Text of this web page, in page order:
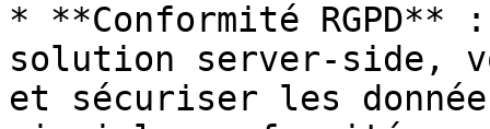
* **Conformité
solution server-side,
et sécuriser les